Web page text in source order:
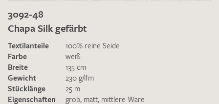
3092-48
Chapa Silk gefärbt
Textilanteile
100% reine Seide
Farbe
weiß
Breite
135 cm
Gewicht
230 g/lfm
Stücklänge
25 m
Eigenschaften
grob, matt, mittlere Ware